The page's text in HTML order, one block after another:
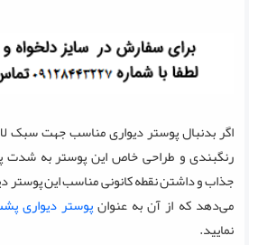
اگر بدنبال پوستر دیواری مناسب جهت سبک
رنگبندی و طراحی خاص این پوستر به شدت
جذاب و داشتن نقطه کانونی مناسب این پوستر
می‌دهد که از آن به عنوانپوستر دیواری
نمایید.